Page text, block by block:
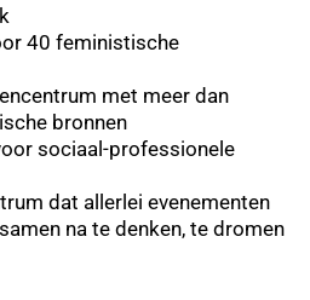
40 feministische
met meer dan
bronnen
sociaal-professionele
dat allerlei evenementen
na te denken, te dromen